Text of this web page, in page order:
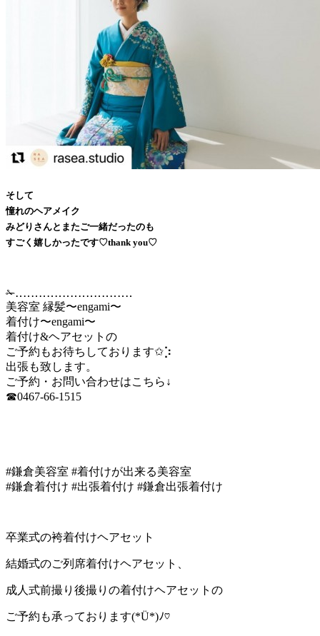
そして
憧れのヘアメイク
みどりさんとまたご一緒だったのも
すごく嬉しかったです♡thank you♡
✁︎‥‥‥‥‥‥‥‥‥‥‥‥‥‥‥
美容室 縁髪〜engami〜
着付け〜engami〜
着付け&ヘアセットの
ご予約もお待ちしております✩︎⡱
出張も致します。
ご予約・お問い合わせはこちら↓
☎︎0467-66-1515
#鎌倉美容室 #着付けが出来る美容室
#鎌倉着付け #出張着付け #鎌倉出張着付け
卒業式の袴着付けヘアセット
結婚式のご列席着付けヘアセット、
成人式前撮り後撮りの着付けヘアセットの
ご予約も承っております(*Ü*)ﾉ♡